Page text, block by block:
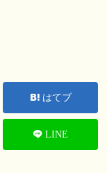
はてブ
LINE